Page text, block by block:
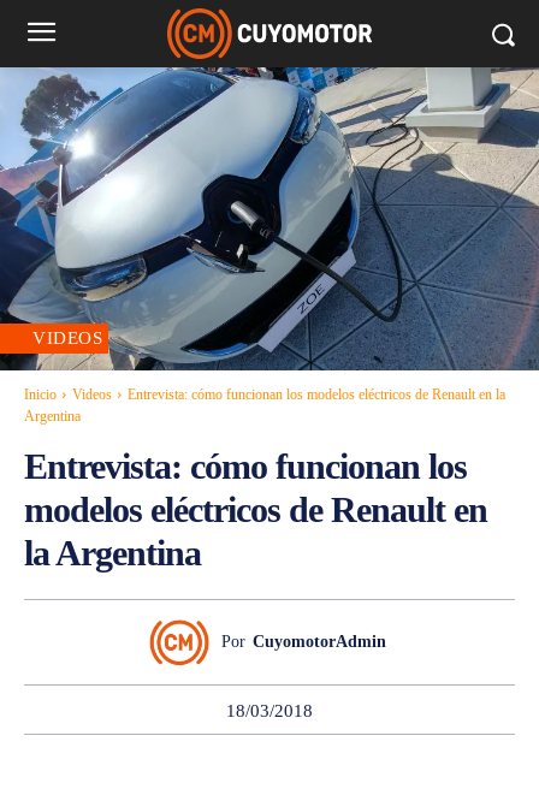
VIDEOS
Inicio Videos
Entrevista: cómo funcionan los modelos eléctricos de Renault en la
Argentina
Entrevista: cómo funcionan los
modelos eléctricos de Renault en
la Argentina
Por CuyomotorAdmin
18/03/2018